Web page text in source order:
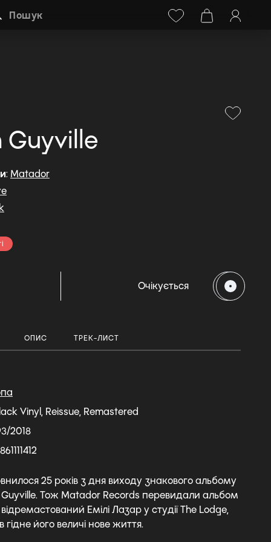
+38 (068) 778-40-38
Пошук
Guyville
: Matador
Очікується
ОПИС ТРЕК-ЛИСТ
Vinyl, Reissue, Remastered
2018
25 років з дня виходу знакового альбому
Guyville. Тож Matador Records перевидали альбом
відремастований Емілі Лазар у студії The Lodge,
його величі нове життя.